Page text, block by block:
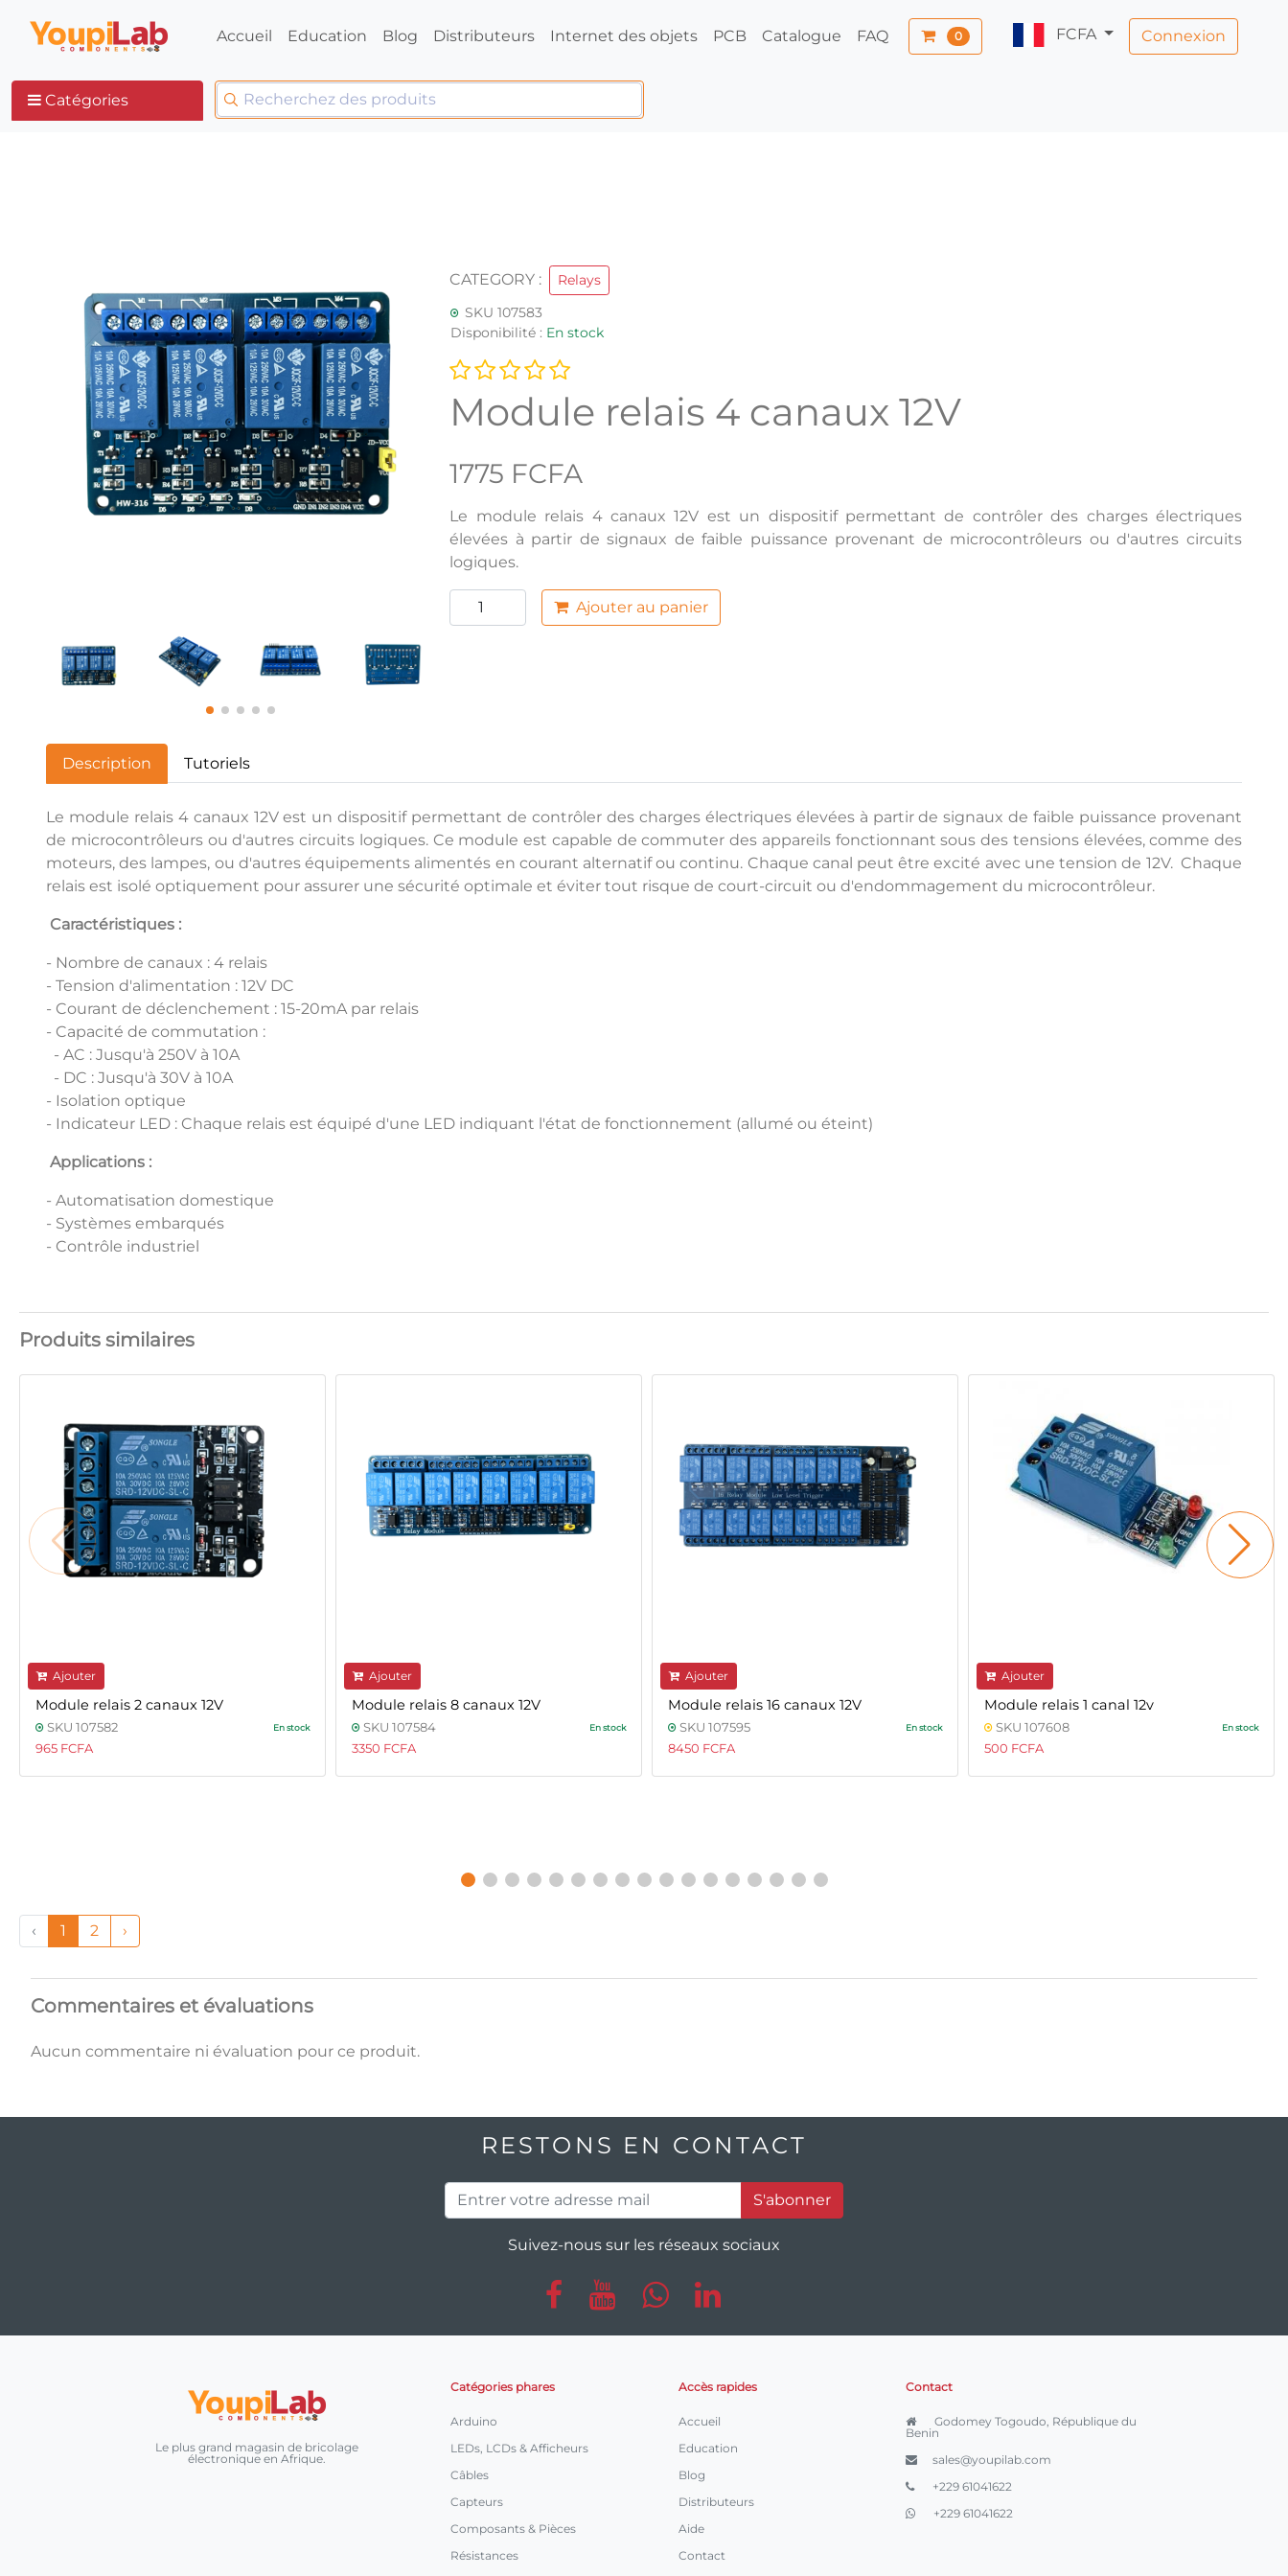
Accueil Education Blog Distributeurs Internet des objets PCB Catalogue FAQ 0 FCFA Connexion
Catégories
CATEGORY :
Relays
SKU 107583
Disponibilité : En stock
Module relais 4 canaux 12V
1775 FCFA
Le module relais 4 canaux 12V est un dispositif permettant de contrôler des charges électriques
élevées à partir de signaux de faible puissance provenant de microcontrôleurs ou d'autres circuits
logiques.
Ajouter au panier
Description Tutoriels
Le module relais 4 canaux 12V est un dispositif permettant de contrôler des charges électriques élevées à partir de signaux de faible puissance provenant
de microcontrôleurs ou d'autres circuits logiques. Ce module est capable de commuter des appareils fonctionnant sous des tensions élevées, comme des
moteurs, des lampes, ou d'autres équipements alimentés en courant alternatif ou continu. Chaque canal peut être excité avec une tension de 12V. Chaque
relais est isolé optiquement pour assurer une sécurité optimale et éviter tout risque de court-circuit ou d'endommagement du microcontrôleur.
Caractéristiques :
- Nombre de canaux : 4 relais
- Tension d'alimentation : 12V DC
- Courant de déclenchement : 15-20mA par relais
- Capacité de commutation :
- AC : Jusqu'à 250V à 10A
- DC : Jusqu'à 30V à 10A
- Isolation optique
- Indicateur LED : Chaque relais est équipé d'une LED indiquant l'état de fonctionnement (allumé ou éteint)
Applications :
- Automatisation domestique
- Systèmes embarqués
- Contrôle industriel
Produits similaires
Ajouter
Module relais 2 canaux 12V
SKU 107582 En stock
965 FCFA
Ajouter
Module relais 8 canaux 12V
SKU 107584 En stock
3350 FCFA
Ajouter
Module relais 16 canaux 12V
SKU 107595 En stock
8450 FCFA
Ajouter
Module relais 1 canal 12v
SKU 107608 En stock
500 FCFA
‹ 1 2 ›
Commentaires et évaluations
Aucun commentaire ni évaluation pour ce produit.
RESTONS EN CONTACT
S'abonner
Suivez-nous sur les réseaux sociaux
Le plus grand magasin de bricolage
électronique en Afrique.
Catégories phares
Arduino
LEDs, LCDs & Afficheurs
Câbles
Capteurs
Composants & Pièces
Résistances
Accès rapides
Accueil
Education
Blog
Distributeurs
Aide
Contact
Contact
Godomey Togoudo, République du
Benin
sales@youpilab.com
+229 61041622
+229 61041622